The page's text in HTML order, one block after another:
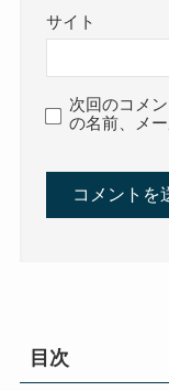
サイト
次回のコメ
の名前、メ
目次